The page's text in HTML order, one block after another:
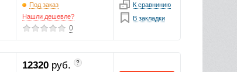
Под заказ
Нашли дешевле?
0
К сравнинию
В закладки
12320 руб. ?